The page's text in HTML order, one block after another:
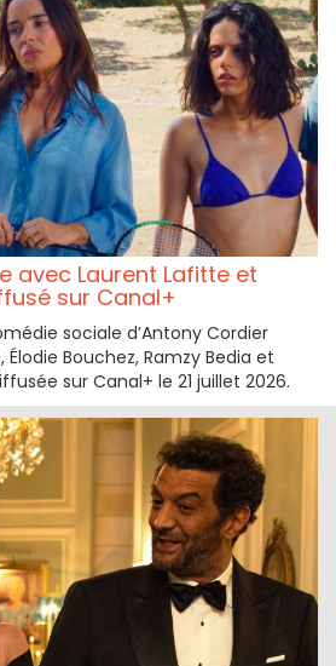
avec Laurent Lafitte et
sur Canal+
sociale d’Antony Cordier
Bouchez, Ramzy Bedia et
sur Canal+ le 21 juillet 2026.